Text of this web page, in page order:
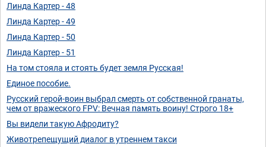
Линда Картер - 48
Линда Картер - 49
Линда Картер - 50
Линда Картер - 51
На том стояла и стоять будет земля Русская!
Единое пособие.
Русский герой-воин выбрал смерть от собственной гранаты,
чем от вражеского FPV: Вечная память воину! Строго 18+
Вы видели такую Афродиту?
Животрепещущий диалог в утреннем такси